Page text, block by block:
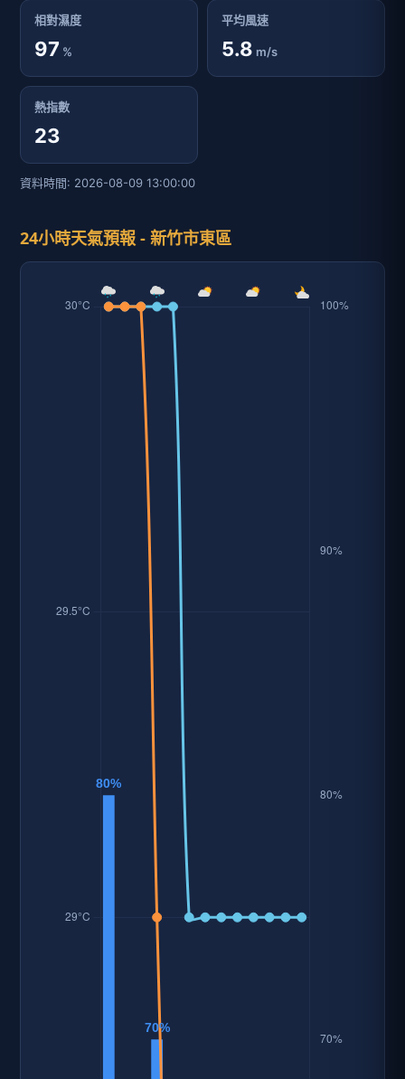
相對濕度
97 %
平均風速
5.8 m/s
熱指數
23
資料時間: 2026-08-09 13:00:00
24小時天氣預報 - 新竹市東區